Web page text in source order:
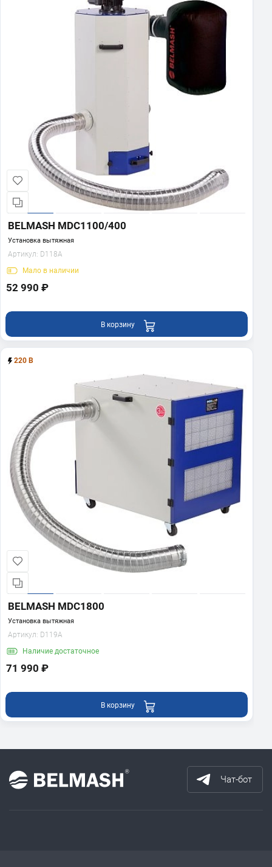
BELMASH MDC1100/400
Установка вытяжная
Артикул: D118A
Мало в наличии
52 990 ₽
В корзину
220 В
BELMASH MDC1800
Установка вытяжная
Артикул: D119A
Наличие достаточное
71 990 ₽
В корзину
Чат-бот